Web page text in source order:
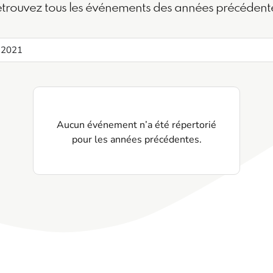
tous les événements des années
Aucun événement n’a été répertorié
pour les années précédentes.